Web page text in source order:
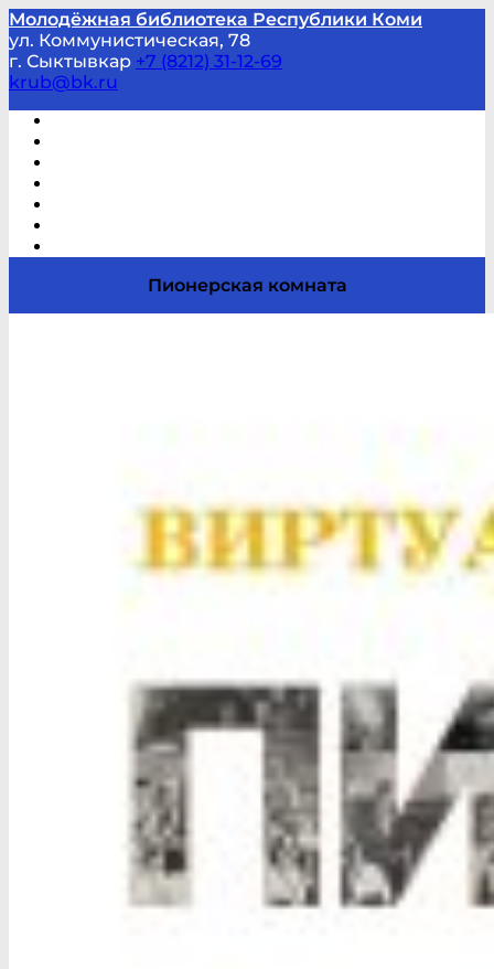
Молодёжная библиотека Республики Коми
ул. Коммунистическая, 78
г. Сыктывкар +7 (8212) 31-12-69
krub@bk.ru
Пионерская комната